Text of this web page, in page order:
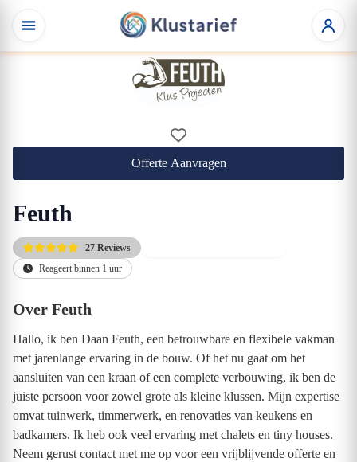
Offerte Aanvragen
Feuth
27 Reviews
Reageert binnen 1 uur
Over Feuth
Hallo, ik ben Daan Feuth, een betrouwbare en flexibele vakman
met jarenlange ervaring in de bouw. Of het nu gaat om het
aansluiten van een kraan of een complete verbouwing, ik ben de
juiste persoon voor zowel grote als kleine klussen. Mijn expertise
omvat tuinwerk, timmerwerk, en renovaties van keukens en
badkamers. Ik heb ook veel ervaring met chalets en tiny houses.
Neem gerust contact met me op voor een vrijblijvende offerte en